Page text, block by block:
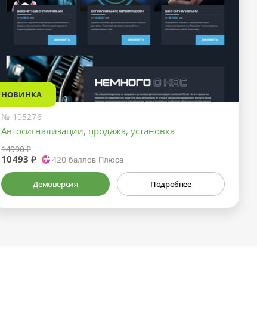
НОВИНКА
№ 105276
Автосигнализации, продажа, установка
14990 ₽
10493 ₽ 420баллов Плюса
Демоверсия Подробнее